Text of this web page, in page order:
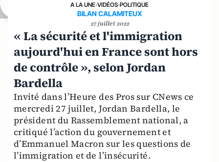
A LA UNE›VIDÉOS›POLITIQUE
BILAN CALAMITEUX
27 juillet 2022
« La sécurité et l'immigration
aujourd'hui en France sont hors
de contrôle », selon Jordan
Bardella
Invité dans l’Heure des Pros sur CNews ce
mercredi 27 juillet, Jordan Bardella, le
président du Rassemblement national, a
critiqué l’action du gouvernement et
d’Emmanuel Macron sur les questions de
l’immigration et de l’insécurité.